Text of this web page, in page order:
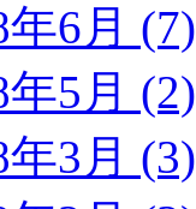
年6月 (7)
年5月 (2)
年3月 (3)